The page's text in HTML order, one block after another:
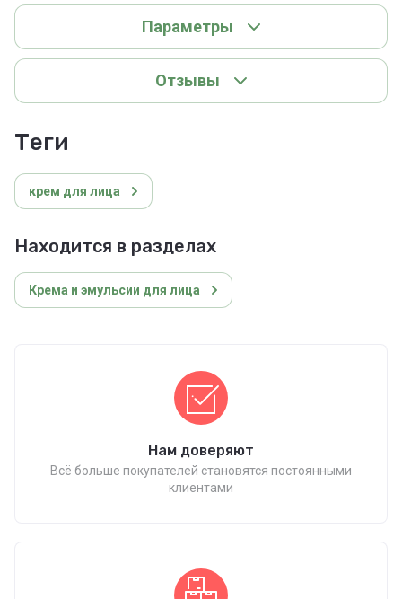
Параметры
Отзывы
теги
крем для лица
Находится в разделах
Крема и эмульсии для лица
Нам доверяют
Всё больше покупателей становятся постоянными
клиентами